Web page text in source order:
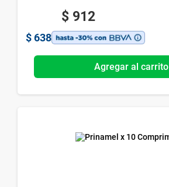
$ 912
$ 638
Agregar al carrito